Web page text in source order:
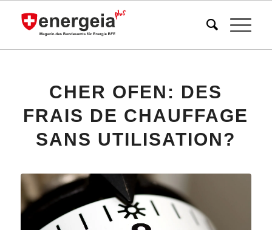
CHER OFEN: DES
FRAIS DE CHAUFFAGE
SANS UTILISATION?